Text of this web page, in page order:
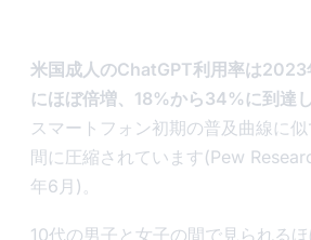
米国成人のChatGPT利用率は
にほぼ倍増、18%から34%に到達
スマートフォン初期の普及曲線に
間に圧縮されています(Pew
年6月)。
10代の男子と女子の間で見られる